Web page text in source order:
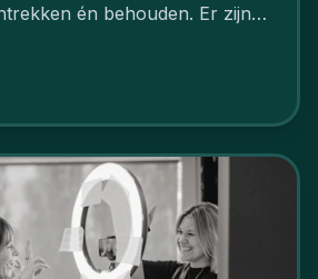
én behouden. Er zijn
op morgen. Hoe pak je dat
employer branding?